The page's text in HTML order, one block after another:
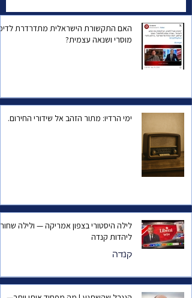
ישראל, או הפחד שהוא
עצמו יישכח?
האם התקשורת הישראלית מתדרדרת
מוסרי ושנאה עצמית?
ימי הרדיו: מתור הזהב אל שידורי החירום.
לילה היסטורי בצפון אמריקה — ולילה שחור
ליהדות קנדה
קנדה